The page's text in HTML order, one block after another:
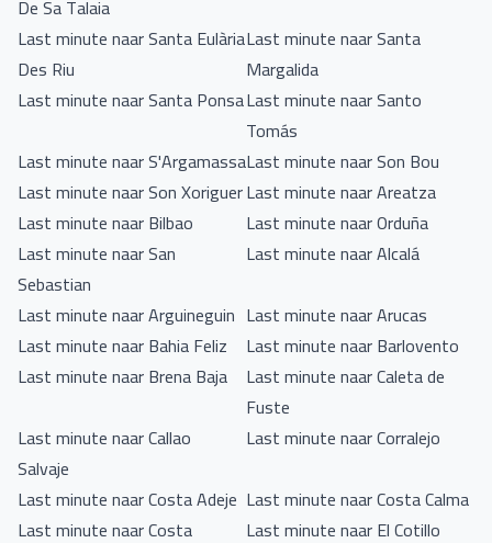
De Sa Talaia
Last minute naar Santa Eulària
Des Riu
Last minute naar Santa
Margalida
Last minute naar Santa PonsaLast minute naar Santo
Tomás
Last minute naar S'ArgamassaLast minute naar Son Bou
Last minute naar Son XoriguerLast minute naar Areatza
Last minute naar Bilbao
Last minute naar Orduña
Last minute naar San
Sebastian
Last minute naar Alcalá
Last minute naar Arguineguin Last minute naar Arucas
Last minute naar Bahia Feliz
Last minute naar Barlovento
Last minute naar Brena Baja Last minute naar Caleta de
Fuste
Last minute naar Callao
Salvaje
Last minute naar Corralejo
Last minute naar Costa Adeje Last minute naar Costa Calma
Last minute naar Costa
Last minute naar El Cotillo